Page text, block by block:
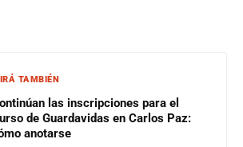
TAMBIÉN
las inscripciones para el
de Guardavidas en Carlos Paz:
anotarse